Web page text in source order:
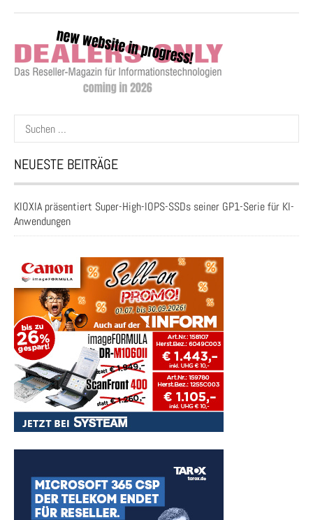
Suchen
nach:
NEUESTE BEITRÄGE
KIOXIA präsentiert Super-High-IOPS-SSDs seiner GP1-Serie für KI-
Anwendungen